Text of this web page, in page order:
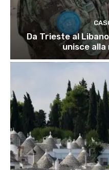
Da Trieste al
unisce alla